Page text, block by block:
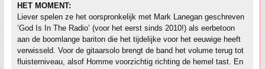
HET MOMENT:
Liever spelen ze het oorspronkelijk met Mark Lanegan geschreven
‘God Is In The Radio’ (voor het eerst sinds 2010!) als eerbetoon
aan de boomlange bariton die het tijdelijke voor het eeuwige heeft
verwisseld. Voor de gitaarsolo brengt de band het volume terug tot
fluisterniveau, alsof Homme voorzichtig richting de hemel tast. En